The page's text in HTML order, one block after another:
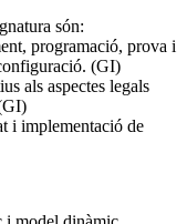
són:
programació, prova i
(GI)
als aspectes legals
i implementació de